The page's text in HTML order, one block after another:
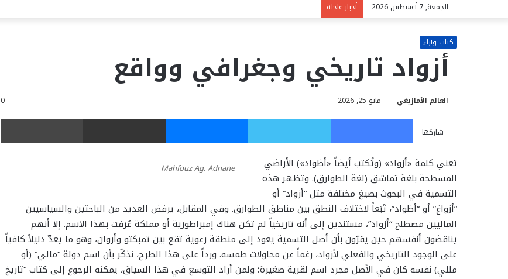
الجمعة, 7 أغسطس 2026 أخبار عاجلة
كتاب وآراء
أزواد تاريخي وجغرافي وواقع
العالم الأمازيغي مايو 25, 2026 0
شاركها
فيسبوك تويتر ماسنجر مشاركة عبر البريد
Mahfouz Ag. Adnane
تعني كلمة «أزواد» (وتُكتب أيضاً «أظواد») الأراضي
المسطحة بلغة تماشق (لغة الطوارق). وتظهر هذه
التسمية في البحوث بصيغ مختلفة مثل “أزواد” أو
“أزواغ” أو “أظواد”، تَبَعاً لاختلاف النطق بين مناطق الطوارق. وفي المقابل، يرفض العديد من الباحثين والسياسيين
الماليين مصطلح “أزواد”، مستندين إلى أنه تاريخياً لم تكن هناك إمبراطورية أو مملكة عُرفت بهذا الاسم. إلا أنهم
يناقضون أنفسهم حين يقرّون بأن أصل التسمية يعود إلى منطقة رعوية تقع بين تمبكتو وأروان، وهو ما يعدّ دليلاً كافياً
على الوجود التاريخي والفعلي لأزواد، رغماً عن محاولات طمسه. ورداً على هذا الطرح، نذكّر بأن اسم دولة “مالي” (أو
مللي) نفسه كان في الأصل مجرد اسم لقرية صغيرة؛ ولمن أراد التوسع في هذا السياق، يمكنه الرجوع إلى كتاب “تاريخ